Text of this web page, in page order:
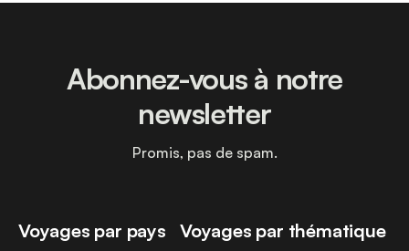
Voyages par pays Voyages par thématique
Abonnez-vous à notre
newsletter
Promis, pas de spam.